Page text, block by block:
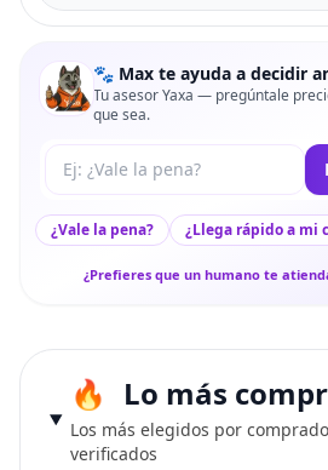
🐾 Max te ayuda a decidir
Tu asesor Yaxa — pregúntale
que sea.
Tu pregunta a Max
¿Vale la pena? ¿Llega rápido a mi
¿Prefieres que un humano te
Lo más
Los más elegidos por
verificados